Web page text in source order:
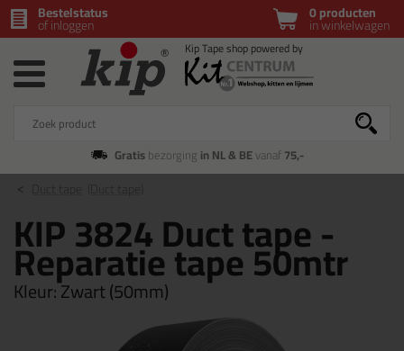
0 producten
in winkelwagen
Bestelstatus
of inloggen
Gratisbezorging in NL & BEvanaf75,-
KIP 3824 Duct tape -
Reparatie tape 50mtr
Kleur:Zwart (50mm)